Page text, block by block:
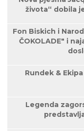
života“ dobila
Fon Biskich i
ČOKOLADE" i
Rundek &
Legenda